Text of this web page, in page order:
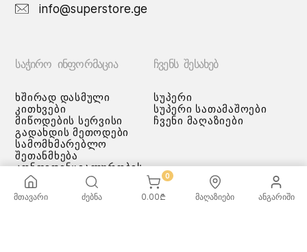
info@superstore.ge
ᲡᲐᲭᲘᲠᲝ ᲘᲜᲤᲝᲠᲛᲐᲪᲘᲐ
ხშირად დასმული
კითხვები
მიწოდების სერვისი
გადახდის მეთოდები
სამომხმარებლო
შეთანმხება
კონფიდენციალურობის
პოლიტიკა
♡ სურვილების სია
ქვაბებისა და ტაფების
ᲩᲕᲔᲜᲡ ᲨᲔᲡᲐᲮᲔᲑ
სუპერი
სუპერი სათამაშოები
ჩვენი მაღაზიები
მთავარი ძებნა
0
0.00₾ მაღაზიები ანგარიში